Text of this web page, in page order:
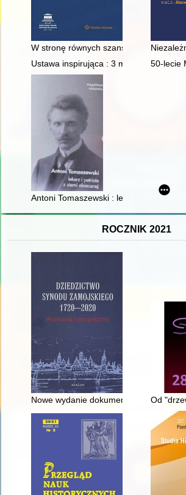
W stronę równych szans : 35 lat
Ustawa inspirująca : 3 maj 1791 roku
50-lecie
Antoni Tomaszewski : lekarz i patriota z
ROCZNIK 2021
Nowe wydanie dokumentów Synodu
Od